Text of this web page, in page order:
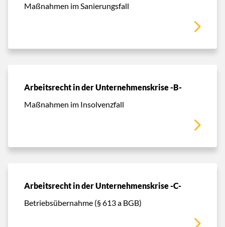
Maßnahmen im Sanierungsfall
Arbeitsrecht in der Unternehmenskrise -B-
Maßnahmen im Insolvenzfall
Arbeitsrecht in der Unternehmenskrise -C-
Betriebsübernahme (§ 613 a BGB)